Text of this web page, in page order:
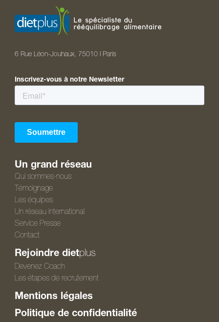
6 Rue Léon-Jouhaux, 75010 I Paris
Inscrivez-vous à notre Newsletter
Un grand réseau
Qui sommes-nous
Témoignage
Les équipes
Un réseau international
Service Presse
Contact
Rejoindre dietplus
Devenez Coach
Les étapes de recrutement
Mentions légales
Politique de confidentialité